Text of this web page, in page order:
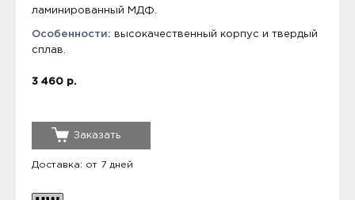
ламинированный МДФ.
Особенности: высокачественный корпус и твердый
сплав.
3 460 р.
Заказать
Доставка: от 7 дней